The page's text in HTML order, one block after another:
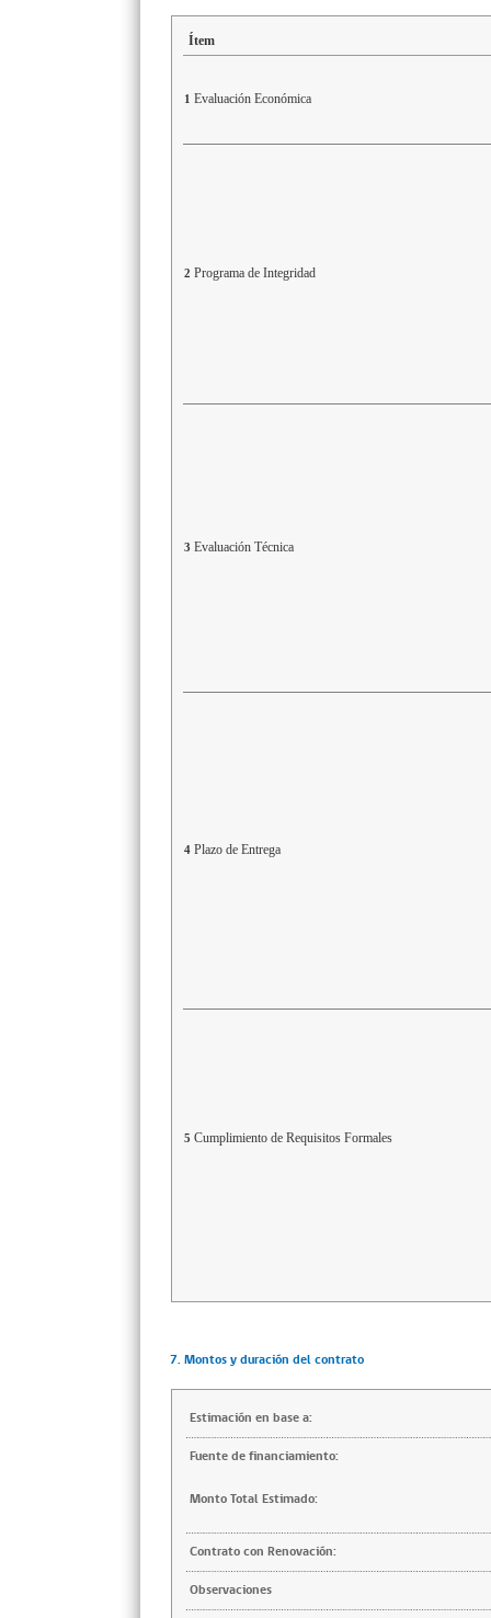
Ítem
1 Evaluación Económica
2 Programa de Integridad
3 Evaluación Técnica
4 Plazo de Entrega
5 Cumplimiento de Requisitos Formales
7. Montos y duración del contrato
Estimación en base a:
Fuente de financiamiento:
Monto Total Estimado:
Contrato con Renovación:
Observaciones